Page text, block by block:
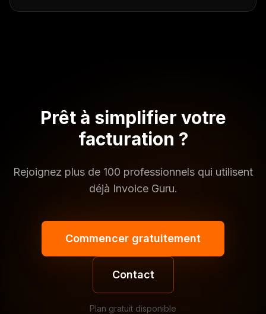
Prêt à simplifier votre
facturation ?
Rejoignez plus de 100 professionnels qui utilisent
déjà Invoice Guru.
Commencer gratuitement
Contact
Plan gratuit disponible